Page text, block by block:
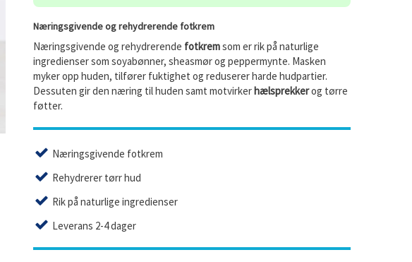
Næringsgivende og rehydrerende fotkrem
Næringsgivende og rehydrerende fotkremsom er rik på naturlige
ingredienser som soyabønner, sheasmør og peppermynte. Masken
myker opp huden, tilfører fuktighet og reduserer harde hudpartier.
Dessuten gir den næring til huden samt motvirker hælsprekkerog tørre
føtter.
Næringsgivende fotkrem
Rehydrerer tørr hud
Rik på naturlige ingredienser
Leverans 2-4 dager